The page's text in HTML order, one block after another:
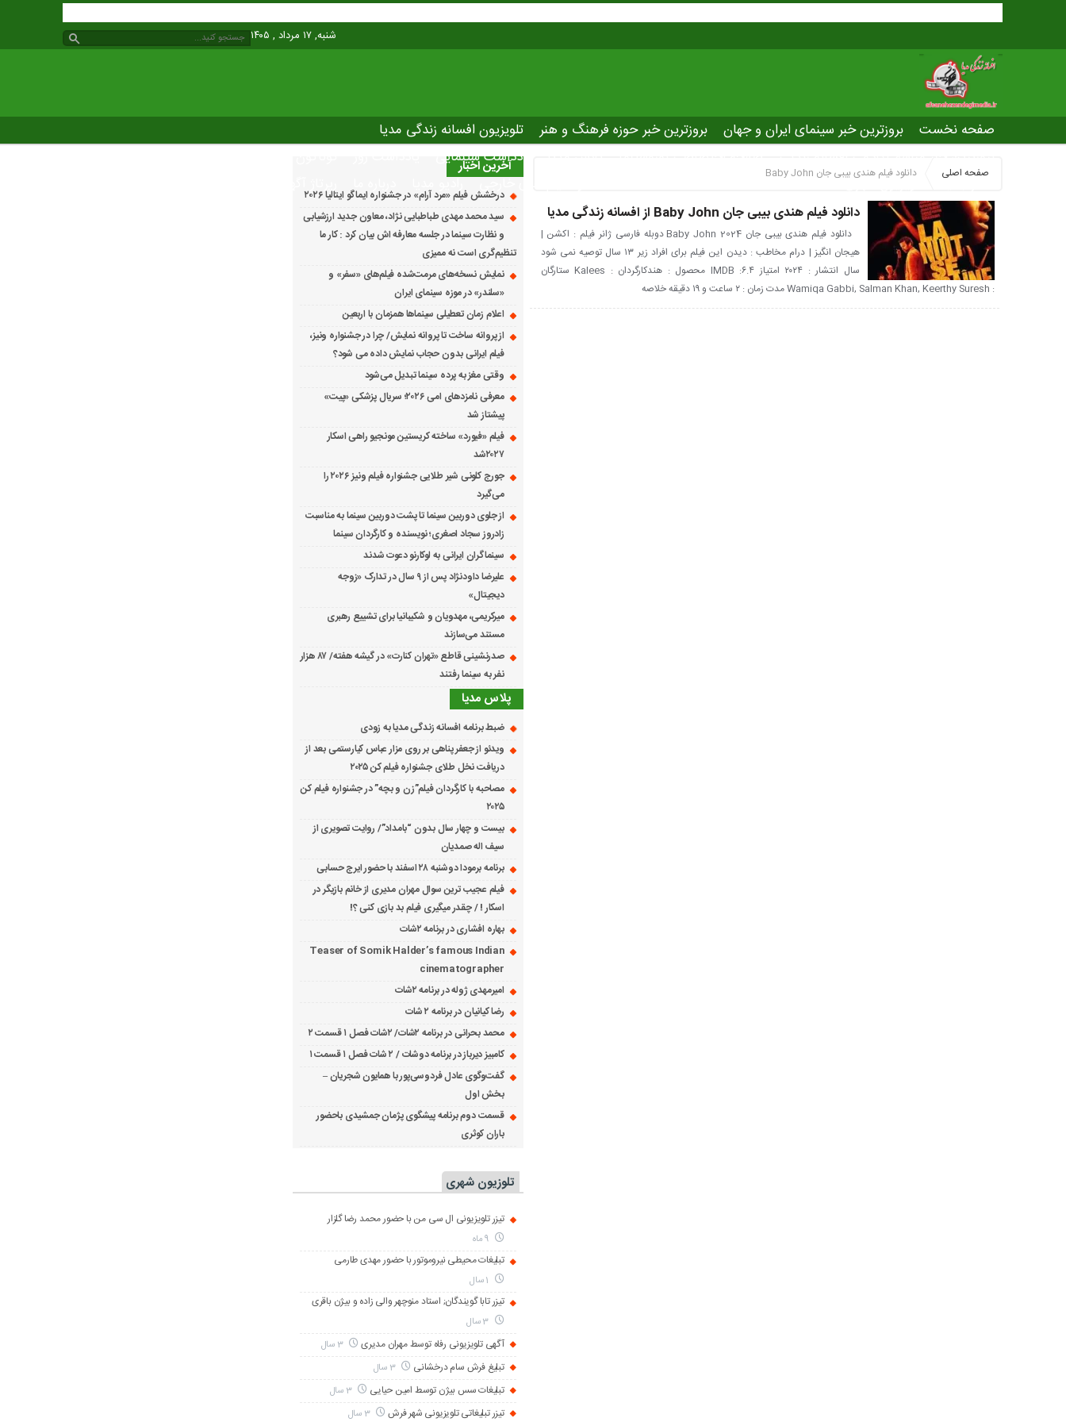
شنبه, ۱۷ مرداد , ۱۴۰۵
صفحه نخست بروزترین خبر سینمای ایران و جهان بروزترین خبر حوزه فرهنگ و هنر
تلویزیون افسانه زندگی مدیا
یادداشت سینمایی
عصر جدید
تلویزیون شهری The latest news of world cinema دانلود فیلم های خارجی رادیو مدیا درباره ما صفحه اصلی دانلود فیلم هندی بیبی جان Baby John
دانلود فیلم هندی بیبی جان Baby John از افسانه زندگی مدیا
دانلود فیلم هندی بیبی جان Baby John 2024 دوبله فارسی ژانر فیلم : اکشن |
هیجان انگیز | درام مخاطب : دیدن این فیلم برای افراد زیر ۱۳ سال توصیه نمی شود
سال انتشار : ۲۰۲۴ امتیاز IMDB :۶.۴ محصول : هندکارگردان : Kalees ستارگان
: Wamiqa Gabbi, Salman Khan, Keerthy Suresh مدت زمان : ۲ ساعت و ۱۹ دقیقه خلاصه
آخرین اخبار
درخشش فیلم «مرد آرام» در جشنواره ایماگو ایتالیا ۲۰۲۶
سید محمد مهدی طباطبایی نژاد، معاون جدید ارزشیابی
و نظارت سینما در جلسه معارفه اش بیان کرد : کار ما
تنظیم‌گری است نه ممیزی
نمایش نسخه‌های مرمت‌شده فیلم‌های «سفر» و
«سلندر» در موزه سینمای ایران
اعلام زمان تعطیلی سینماها همزمان با اربعین
از پروانه ساخت تا پروانه نمایش/ چرا در جشنواره ونیز،
فیلم ایرانی بدون حجاب نمایش داده می شود؟
وقتی مغز به پرده سینما تبدیل می‌شود
معرفی نامزدهای امی ۲۰۲۶؛ سریال پزشکی «پیت»
پیشتاز شد
فیلم «فیورد» ساخته کریستین مونجیو راهی اسکار
۲۰۲۷شد
جورج کلونی شیر طلایی جشنواره فیلم ونیز ۲۰۲۶ را
می‌گیرد
از جلوی دوربین سینما تا پشت دوربین سینما به مناسبت
زادروز سجاد اصغری؛ نویسنده و کارگردان سینما
سینماگران ایرانی به لوکارنو دعوت شدند
علیرضا داودنژاد پس از ۹ سال در تدارک «زوجه
دیجیتال»
میرکریمی، مهدویان و شکیبانیا برای تشییع رهبری
مستند می‌سازند
صدرنشینی قاطع «تهران کنارت» در گیشه هفته/ ۸۷ هزار
نفر به سینما رفتند
پلاس مدیا
ضبط برنامه افسانه زندگی مدیا به زودی
ویدئو از جعفر پناهی بر روی مزار عباس کیارستمی بعد از
دریافت نخل طلای جشنواره فیلم کن ۲۰۲۵
مصاحبه با کارگردان فیلم”زن و بچه” در جشنواره فیلم کن
۲۰۲۵
بیست و چهار سال بدون “بامداد”/ روایت تصویری از
سیف اله صمدیان
برنامه برمودا دوشنبه ۲۸ اسفند با حضور ایرج حسابی
فیلم عجیب ترین سوال مهران مدیری از خانم بازیگر در
اسکار ! / چقدر میگیری فیلم بد بازی کنی ؟!
بهاره افشاری در برنامه ۲شات
Teaser of Somik Halder’s famous Indian
cinematographer
امیرمهدی ژوله در برنامه ۲شات
رضا کیانیان در برنامه ۲ شات
محمد بحرانی در برنامه ۲شات/ ۲شات فصل ۱ قسمت ۲
کامبیز دیرباز در برنامه دوشات / ۲ شات فصل ۱ قسمت ۱
گفت‌وگوی عادل فردوسی‌پور با همایون شجریان –
بخش اول
قسمت دوم برنامه پیشگوی پژمان جمشیدی باحضور
باران کوثری
تلوزیون شهری
تیزر تلویزیونی ال سی من با حضور محمد رضا گلزار
تبلیغات محیطی نیروموتور با حضور مهدی طارمی
تیزر تابا گویندگان; استاد منوچهر والی زاده و بیژن باقری
آگهی تلویزیونی رفاه توسط مهران مدیری 3 سال
تبلیغ فرش سام درخشانی 3 سال
تبلیغات سس بیژن توسط امین حیایی 3 سال
تیزر تبلیغاتی تلویزیونی شهر فرش 3 سال